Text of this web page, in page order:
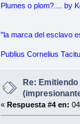
Plumes o plom?.... by
"la marca del esclavo
Publius Cornelius
Re: Emitiendo
« Respuesta #4 en: